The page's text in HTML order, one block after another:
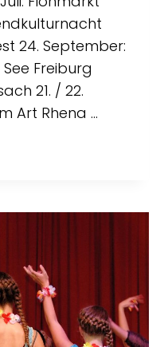
24. September:
Freiburg
21. / 22.
Art Rhena …